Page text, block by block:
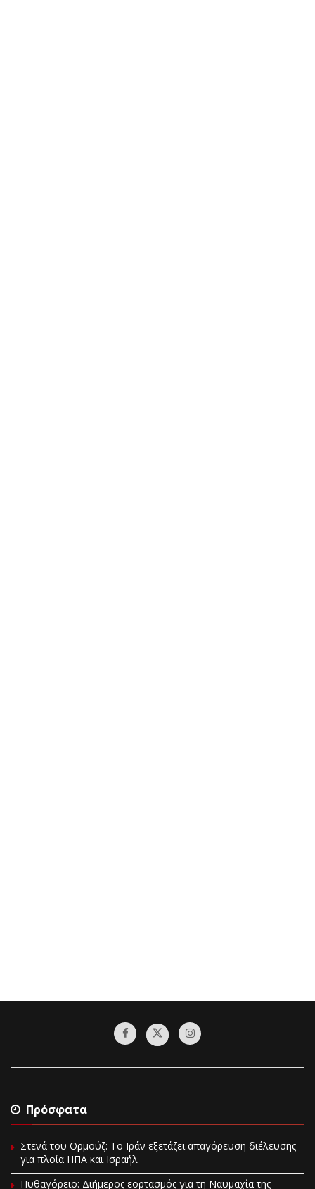
Πρόσφατα
Στενά του Ορμούζ: Το Ιράν εξετάζει απαγόρευση διέλευσης
για πλοία ΗΠΑ και Ισραήλ
Πυθαγόρειο: Διήμερος εορτασμός για τη Ναυμαχία της